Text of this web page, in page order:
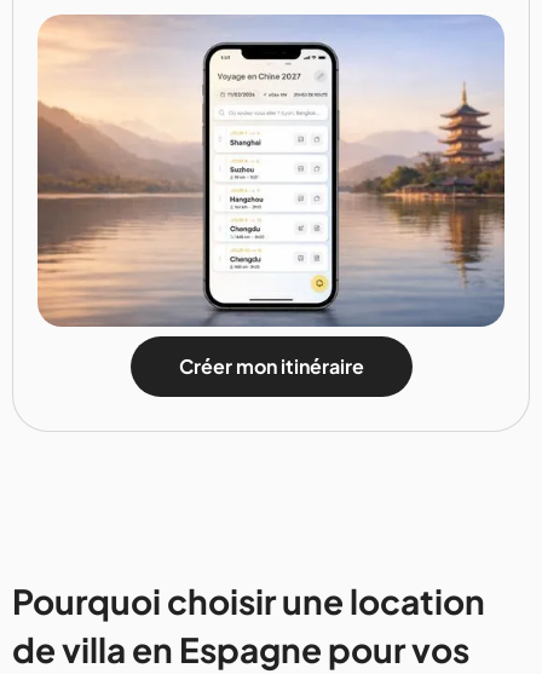
Créer mon itinéraire
Pourquoi choisir une location
de villa en Espagne pour vos